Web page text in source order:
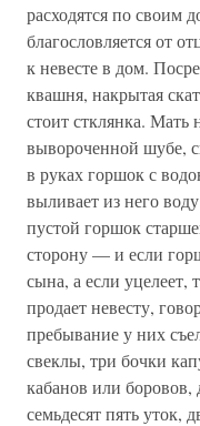
расходятся по своим
благословляется от
к невесте в дом.
квашня, накрытая
стоит стклянка. Мать
вывороченной шубе,
в руках горшок с
выливает из него
пустой горшок
сторону — и если
сына, а если уцелеет,
продает невесту,
пребывание у них
свеклы, три бочки
кабанов или боровов,
семьдесят пять уток,